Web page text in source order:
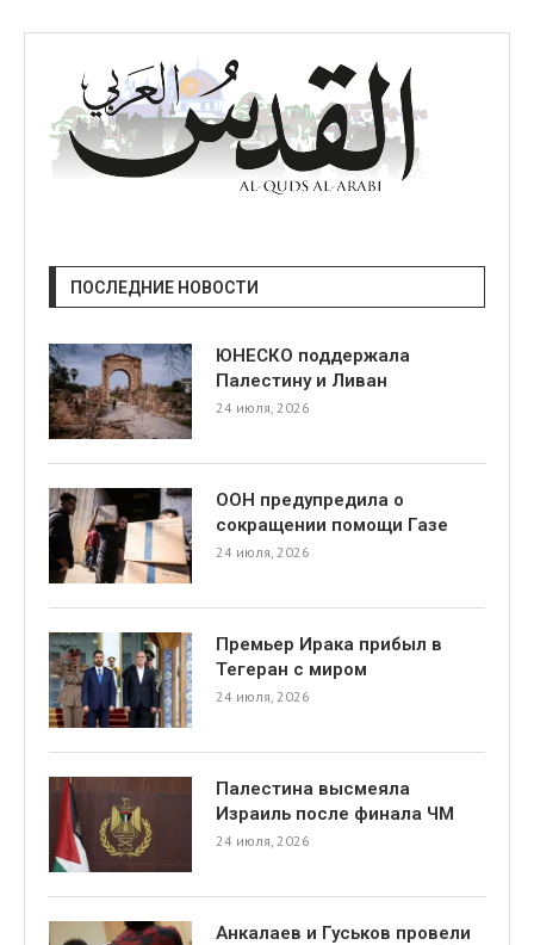
ПОСЛЕДНИЕ НОВОСТИ
ЮНЕСКО поддержала
Палестину и Ливан
24 июля, 2026
ООН предупредила о
сокращении помощи Газе
24 июля, 2026
Премьер Ирака прибыл в
Тегеран с миром
24 июля, 2026
Палестина высмеяла
Израиль после финала ЧМ
24 июля, 2026
Анкалаев и Гуськов провели